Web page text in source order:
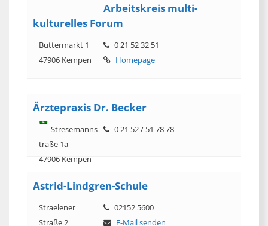
Arbeitskreis multi-
kulturelles Forum
Buttermarkt 1
47906 Kempen
0 21 52 32 51
Homepage
Ärztepraxis Dr. Becker
Stresemanns
traße 1a
47906 Kempen
0 21 52 / 51 78 78
Astrid-Lindgren-Schule
Straelener
Straße 2
02152 5600
E-Mail senden